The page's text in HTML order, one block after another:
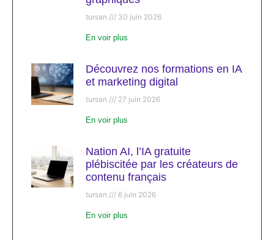
tursan 30 juin 2026
En voir plus
Découvrez nos formations en IA
et marketing digital
tursan 27 juin 2026
En voir plus
Nation AI, l’IA gratuite
plébiscitée par les créateurs de
contenu français
tursan 6 juin 2026
En voir plus